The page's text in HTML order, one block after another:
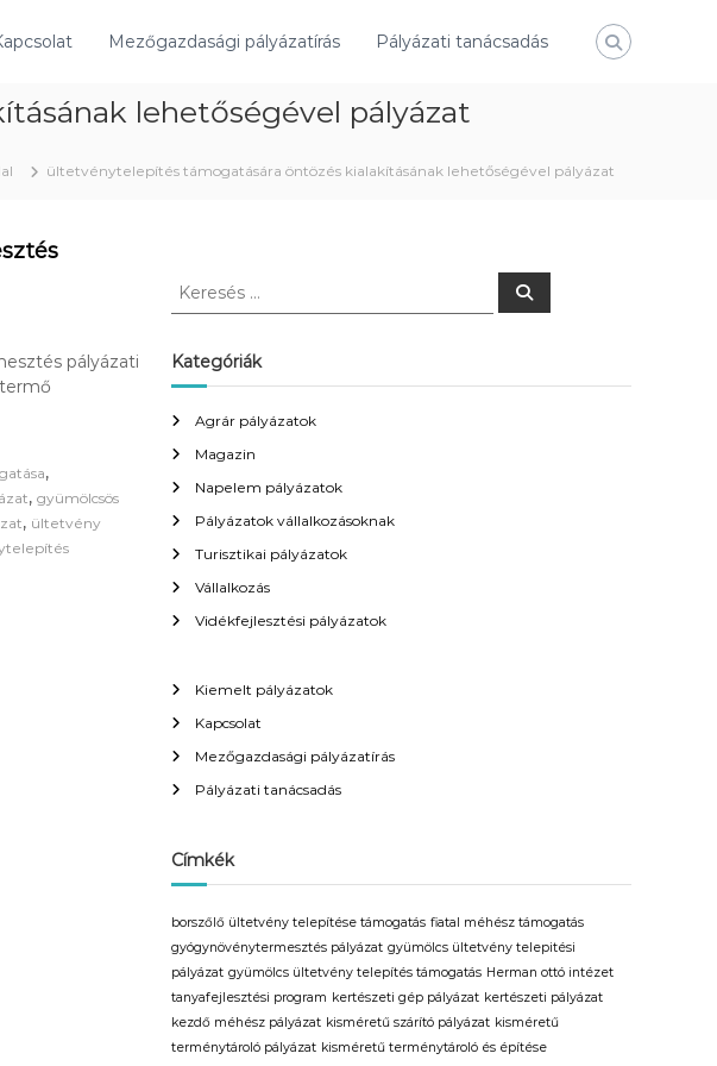
Mezőgazdasági pályázatírás Pályázati tanácsadás
lehetőségével pályázat
ültetvénytelepítés támogatására öntözés kialakításának lehetőségével pályázat
pályázati
,
, gyümölcsös
, ültetvény
K
e
s
s
:
K
s
Kategóriák
Agrár pályázatok
Magazin
Napelem pályázatok
Pályázatok vállalkozásoknak
Turisztikai pályázatok
Vállalkozás
Vidékfejlesztési pályázatok
Kiemelt pályázatok
Kapcsolat
Mezőgazdasági pályázatírás
Pályázati tanácsadás
Címkék
borszőlő ültetvény telepítése támogatás fiatal méhész támogatás
gyógynövénytermesztés pályázat gyümölcs ültetvény telepitési
pályázat gyümölcs ültetvény telepítés támogatás Herman ottó intézet
tanyafejlesztési program kertészeti gép pályázat kertészeti pályázat
kezdő méhész pályázat kisméretű szárító pályázat kisméretű
terménytároló pályázat kisméretű terménytároló és építése